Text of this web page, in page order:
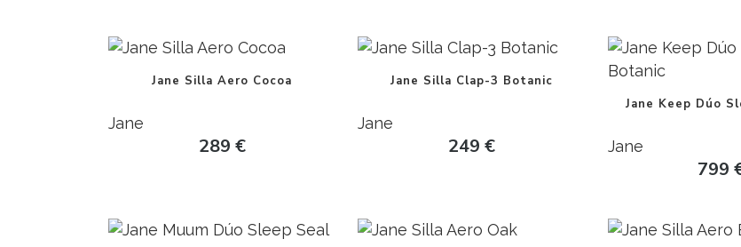
Jane Silla Aero Cocoa
Jane
289 €
Jane Silla Clap-3 Botanic
Jane
249 €
Jane Keep Dúo
Jane
799